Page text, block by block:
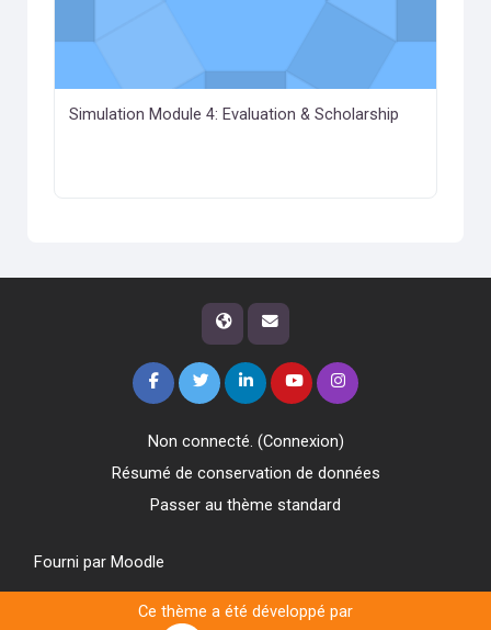
Simulation Module 4: Evaluation & Scholarship
Non connecté. (Connexion)
Résumé de conservation de données
Passer au thème standard
Fourni par Moodle
Ce thème a été développé par